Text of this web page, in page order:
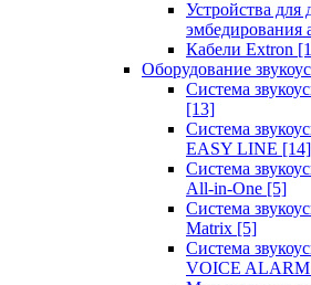
Устройства для
эмбедирования
Кабели Extron
Оборудование
Система
[13]
Система
EASY LINE [14]
Система
All-in-One [5]
Система
Matrix [5]
Система
VOICE